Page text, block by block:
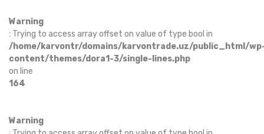
Warning
: Trying to access array offset on value of type bool in
/home/karvontr/domains/karvontrade.uz/public_html/
content/themes/dora1-3/single-lines.php
on line
164
Warning